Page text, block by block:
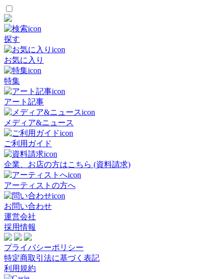
探す
お気に入り
特集
アート記事
メディア&ニュース
ご利用ガイド
企業、お店の方はこちら (資料請求)
アーティストの方へ
お問い合わせ
運営会社
採用情報
プライバシーポリシー
特定商取引法に基づく表記
利用規約